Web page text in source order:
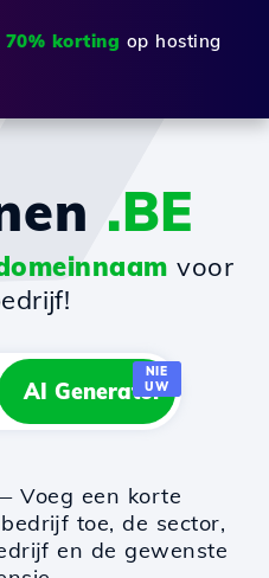
70% korting op hosting
.BE
voor
AI Generator
NIE
UW
Voeg een korte
toe, de sector,
en de gewenste